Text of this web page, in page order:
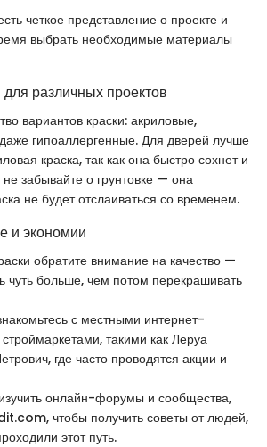
четкое представление о проекте и
выбрать необходимые материалы
различных проектов
вариантов краски: акриловые,
гипоаллергенные. Для дверей лучше
краска, так как она быстро сохнет и
забывайте о грунтовке — она
не будет отслаиваться со временем.
и экономии
обратите внимание на качество —
чуть больше, чем потом перекрашивать
с местными интернет-
такими как Леруа
где часто проводятся акции и
онлайн-форумы и сообщества,
чтобы получить советы от людей,
этот путь.